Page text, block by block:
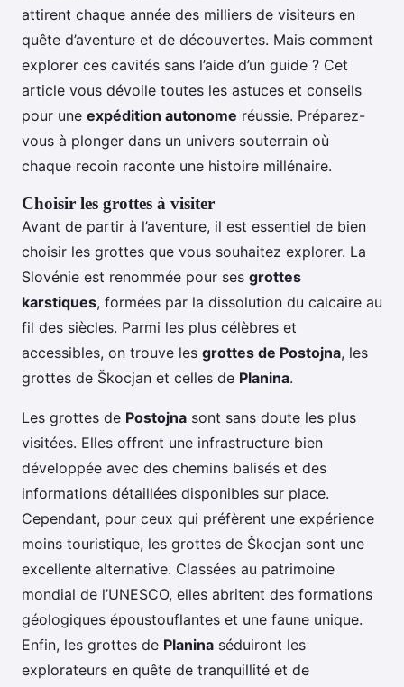
attirent chaque année des milliers de visiteurs en
quête d’aventure et de découvertes. Mais comment
explorer ces cavités sans l’aide d’un guide ? Cet
article vous dévoile toutes les astuces et conseils
pour une expédition autonome réussie. Préparez-
vous à plonger dans un univers souterrain où
chaque recoin raconte une histoire millénaire.
Choisir les grottes à visiter
Avant de partir à l’aventure, il est essentiel de bien
choisir les grottes que vous souhaitez explorer. La
Slovénie est renommée pour ses grottes
karstiques, formées par la dissolution du calcaire au
fil des siècles. Parmi les plus célèbres et
accessibles, on trouve les grottes de Postojna, les
grottes de Škocjan et celles de Planina.
Les grottes de Postojna sont sans doute les plus
visitées. Elles offrent une infrastructure bien
développée avec des chemins balisés et des
informations détaillées disponibles sur place.
Cependant, pour ceux qui préfèrent une expérience
moins touristique, les grottes de Škocjan sont une
excellente alternative. Classées au patrimoine
mondial de l’UNESCO, elles abritent des formations
géologiques époustouflantes et une faune unique.
Enfin, les grottes de Planina séduiront les
explorateurs en quête de tranquillité et de